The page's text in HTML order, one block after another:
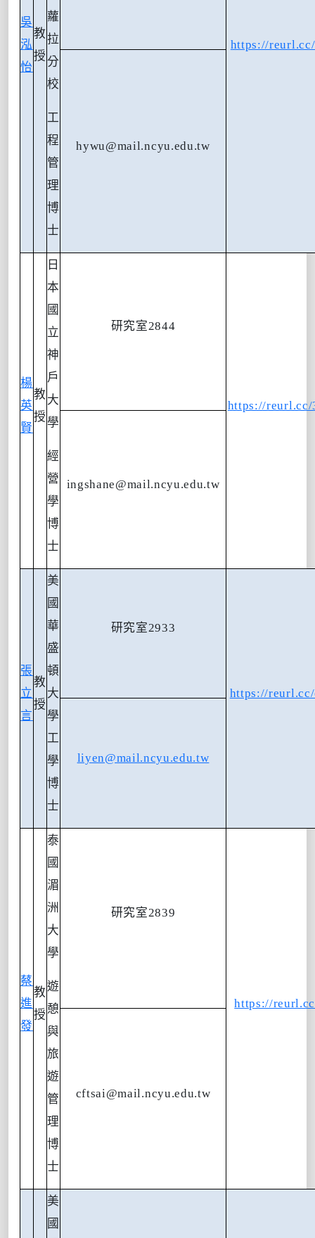
吳
泓
怡
教
授
蘿
拉
分
校
工
程
管
理
博
士
https://
hywu@mail.ncyu.edu.tw
楊
英
賢
教
授
日
本
國
立
神
戶
大
學
經
營
學
博
士
研究室2844
https://
ingshane@mail.ncyu.edu.tw
張
立
言
教
授
美
國
華
盛
頓
大
學
工
學
博
士
研究室2933
https://
liyen@mail.ncyu.edu.tw
蔡
進
發
教
授
泰
國
湄
洲
大
學
遊
憩
與
旅
遊
管
理
博
士
研究室2839
https://
cftsai@mail.ncyu.edu.tw
美
國